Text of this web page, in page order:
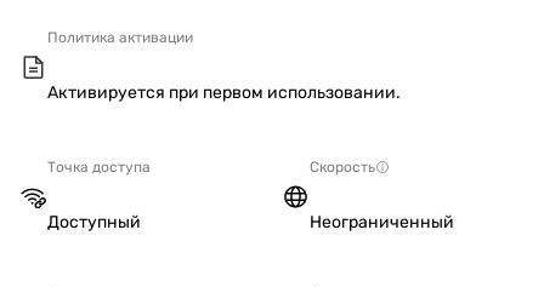
Политика активации
Активируется при первом использовании.
Точка доступа
Доступный
Скорость
Неограниченный